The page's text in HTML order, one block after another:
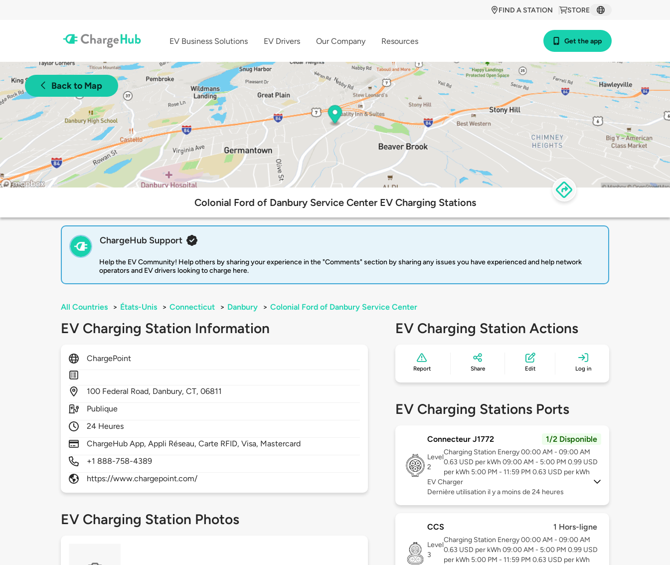
STORE
FIND A STATION
EV Business Solutions EV Drivers Our Company Resources Get the app
Back to Map
Colonial Ford of Danbury Service Center EV Charging Stations
ChargeHub Support
Help the EV Community! Help others by sharing your experience in the "Comments" section by sharing any issues you have experienced and help network
operators and EV drivers looking to charge here.
All Countries > États-Unis > Connecticut > Danbury > Colonial Ford of Danbury Service Center
EV Charging Station Information
ChargePoint
100 Federal Road, Danbury,CT,06811
Publique
24 Heures
ChargeHub App, Appli Réseau, Carte RFID, Visa, Mastercard
+1 888-758-4389
https://www.chargepoint.com/
EV Charging Station Photos
EV Charging Station Actions
Report Share Edit Log in
EV Charging Stations Ports
Connecteur J1772 1/2 Disponible
Level
2
Charging Station Energy 00:00 AM - 09:00 AM
0.63 USD per kWh 09:00 AM - 5:00 PM 0.99 USD
per kWh 5:00 PM - 11:59 PM 0.63 USD per kWh
EV Charger
Dernière utilisation il y a moins de 24 heures
CCS 1 Hors-ligne
Level
3
Charging Station Energy 00:00 AM - 09:00 AM
0.63 USD per kWh 09:00 AM - 5:00 PM 0.99 USD
per kWh 5:00 PM - 11:59 PM 0.63 USD per kWh